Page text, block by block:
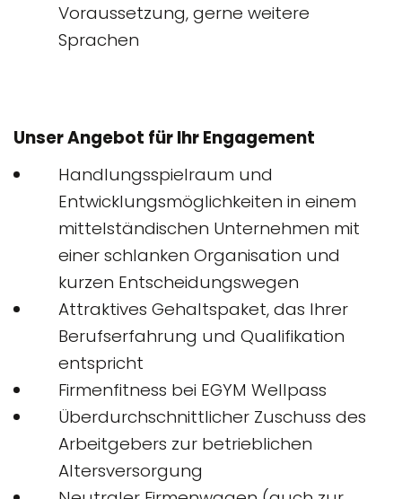
Voraussetzung, gerne weitere
Sprachen
Unser Angebot für Ihr Engagement
Handlungsspielraum und
Entwicklungsmöglichkeiten in einem
mittelständischen Unternehmen mit
einer schlanken Organisation und
kurzen Entscheidungswegen
Attraktives Gehaltspaket, das Ihrer
Berufserfahrung und Qualifikation
entspricht
Firmenfitness bei EGYM Wellpass
Überdurchschnittlicher Zuschuss des
Arbeitgebers zur betrieblichen
Altersversorgung